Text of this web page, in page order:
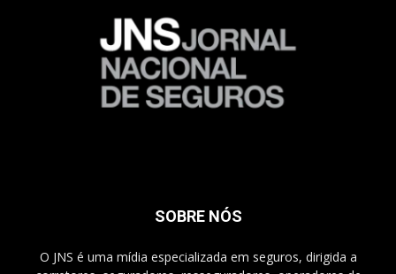
SOBRE NÓS
O JNS é uma mídia especializada em seguros, dirigida a